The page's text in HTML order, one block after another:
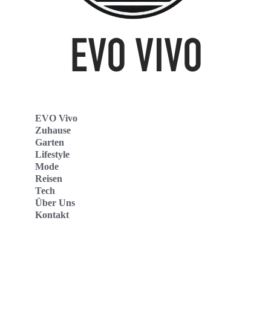
EVO Vivo
Zuhause
Garten
Lifestyle
Mode
Reisen
Tech
Über Uns
Kontakt